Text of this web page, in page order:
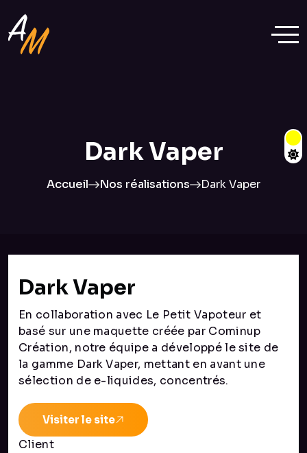
Dark Vaper
Accueil Nos réalisations Dark Vaper
Dark Vaper
En collaboration avec Le Petit Vapoteur et
basé sur une maquette créée par Cominup
Création, notre équipe a développé le site de
la gamme Dark Vaper, mettant en avant une
sélection de e-liquides, concentrés.
Visiter le site
Client